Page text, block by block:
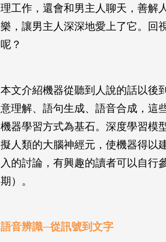
理工作，還會和男主人聊天，善解
樂，讓男主人深深地愛上了它。回
呢？
本文介紹機器從聽到人說的話以後
意理解、語句生成、語音合成，這
機器學習方式為基石。深度學習模
擬人類的大腦神經元，使機器得以
入的討論，有興趣的讀者可以自行
期）。
語音辨識─從訊號到文字